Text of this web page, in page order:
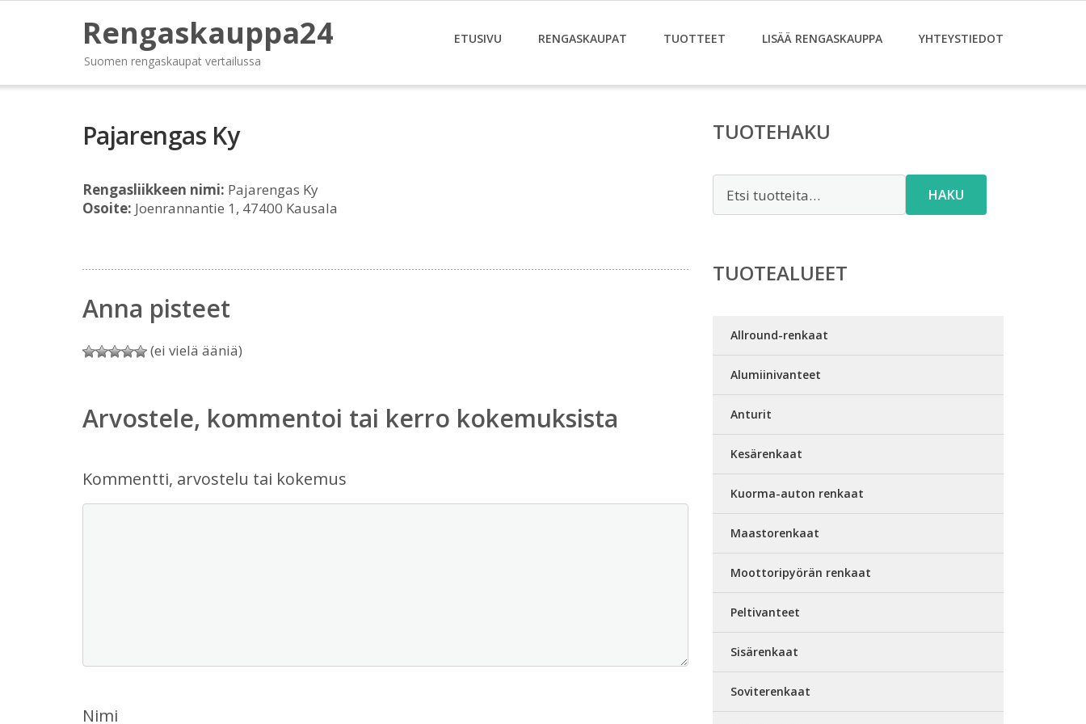
Rengaskauppa24
Suomen rengaskaupat vertailussa
ETUSIVU RENGASKAUPAT TUOTTEET LISÄÄ RENGASKAUPPA YHTEYSTIEDOT
Pajarengas Ky
Rengasliikkeen nimi: Pajarengas Ky
Osoite: Joenrannantie 1, 47400 Kausala
Anna pisteet
(ei vielä ääniä)
Arvostele, kommentoi tai kerro kokemuksista
Kommentti, arvostelu tai kokemus
Nimi
TUOTEHAKU
HAKU
TUOTEALUEET
Allround-renkaat
Alumiinivanteet
Anturit
Kesärenkaat
Kuorma-auton renkaat
Maastorenkaat
Moottoripyörän renkaat
Peltivanteet
Sisärenkaat
Soviterenkaat